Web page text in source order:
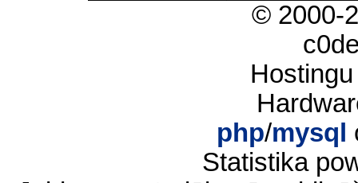
© 2000-
php/mysql
Statistika